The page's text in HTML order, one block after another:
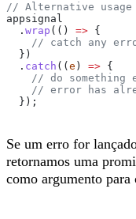
// Alternative usage
appsignal
  .
wrap (() => {
// catch any
  })
  .
catch (( e ) => {
// do something
// error has
  });
Se um erro for
retornamos uma
como argumento para